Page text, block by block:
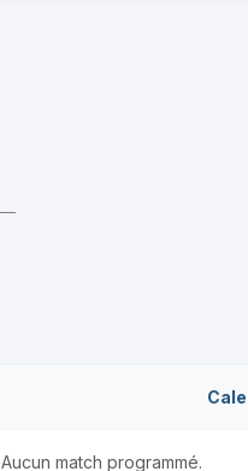
Aucun match programmé.